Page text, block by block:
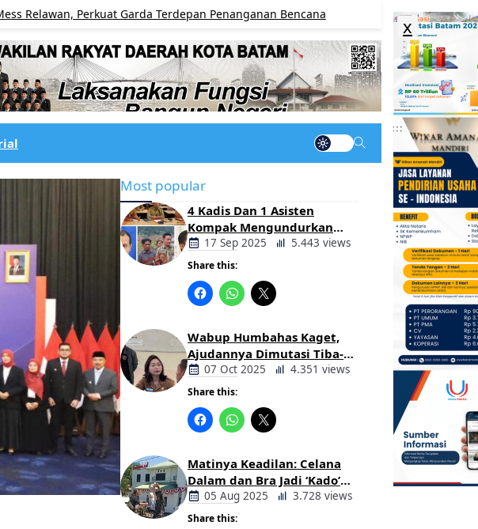
Perkuat Garda Terdepan Penanganan Bencana Tanamkan
Most popular
4 Kadis Dan 1 Asisten
Kompak Mengundurkan
Diri, Ada Apa Pemerintahan
Oloan
17 Sep 2025 5.443 views
Share this:
Wabup Humbahas Kaget,
Ajudannya Dimutasi Tiba-
tiba Tanpa Alasan Oleh
Bupati
07 Oct 2025 4.351 views
Share this:
Matinya Keadilan: Celana
Dalam dan Bra Jadi ‘Kado’
untuk Kajari Bulukumba
05 Aug 2025 3.728 views
Share this:
x